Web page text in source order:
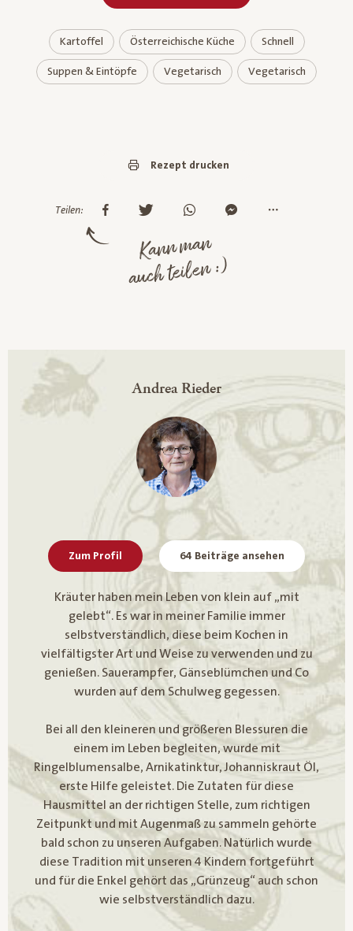
Kartoffel Österreichische Küche Schnell
Suppen & Eintöpfe Vegetarisch Vegetarisch
Rezept drucken
Teilen:
Kann man
auch teilen :)
Andrea Rieder
Zum Profil 64 Beiträge ansehen
Kräuter haben mein Leben von klein auf „mit
gelebt“. Es war in meiner Familie immer
selbstverständlich, diese beim Kochen in
vielfältigster Art und Weise zu verwenden und zu
genießen. Sauerampfer, Gänseblümchen und Co
wurden auf dem Schulweg gegessen.
Bei all den kleineren und größeren Blessuren die
einem im Leben begleiten, wurde mit
Ringelblumensalbe, Arnikatinktur, Johanniskraut Öl,
erste Hilfe geleistet. Die Zutaten für diese
Hausmittel an der richtigen Stelle, zum richtigen
Zeitpunkt und mit Augenmaß zu sammeln gehörte
bald schon zu unseren Aufgaben. Natürlich wurde
diese Tradition mit unseren 4 Kindern fortgeführt
und für die Enkel gehört das „Grünzeug“ auch schon
wie selbstverständlich dazu.